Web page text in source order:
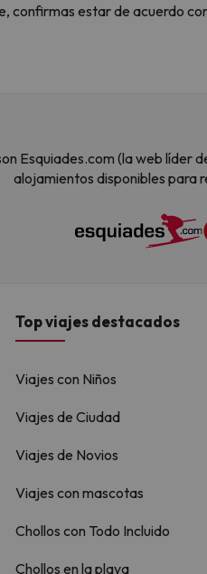
confirmas estar de acuerdo
Esquiades.com (la web
alojamientos disponibles para
Top viajes destacados
Viajes con Niños
Viajes de Ciudad
Viajes de Novios
Viajes con mascotas
Chollos con Todo Incluido
Chollos en la playa